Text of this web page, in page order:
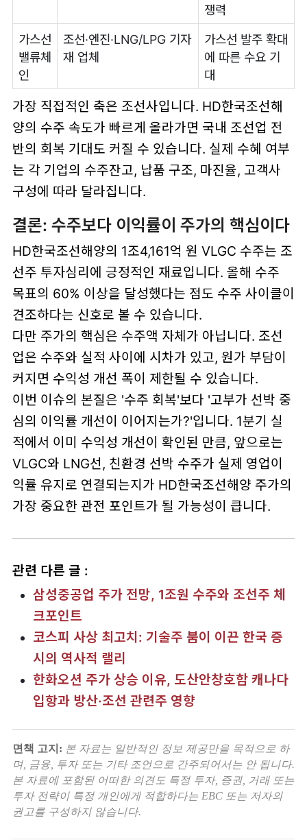
쟁력
가스선
밸류체
인
조선·엔진·LNG/LPG 기자
재 업체
가스선 발주 확대
에 따른 수요 기
대
가장 직접적인 축은 조선사입니다. HD한국조선해
양의 수주 속도가 빠르게 올라가면 국내 조선업 전
반의 회복 기대도 커질 수 있습니다. 실제 수혜 여부
는 각 기업의 수주잔고, 납품 구조, 마진율, 고객사
구성에 따라 달라집니다.
결론: 수주보다 이익률이 주가의 핵심이다
HD한국조선해양의 1조4,161억 원 VLGC 수주는 조
선주 투자심리에 긍정적인 재료입니다. 올해 수주
목표의 60% 이상을 달성했다는 점도 수주 사이클이
견조하다는 신호로 볼 수 있습니다.
다만 주가의 핵심은 수주액 자체가 아닙니다. 조선
업은 수주와 실적 사이에 시차가 있고, 원가 부담이
커지면 수익성 개선 폭이 제한될 수 있습니다.
이번 이슈의 본질은 '수주 회복'보다 '고부가 선박 중
심의 이익률 개선이 이어지는가?'입니다. 1분기 실
적에서 이미 수익성 개선이 확인된 만큼, 앞으로는
VLGC와 LNG선, 친환경 선박 수주가 실제 영업이
익률 유지로 연결되는지가 HD한국조선해양 주가의
가장 중요한 관전 포인트가 될 가능성이 큽니다.
관련 다른 글 :
삼성중공업 주가 전망, 1조원 수주와 조선주 체
크포인트
코스피 사상 최고치: 기술주 붐이 이끈 한국 증
시의 역사적 랠리
한화오션 주가 상승 이유, 도산안창호함 캐나다
입항과 방산·조선 관련주 영향
면책 고지: 본 자료는 일반적인 정보 제공만을 목적으로 하
며, 금융, 투자 또는 기타 조언으로 간주되어서는 안 됩니다.
본 자료에 포함된 어떠한 의견도 특정 투자, 증권, 거래 또는
투자 전략이 특정 개인에게 적합하다는 EBC 또는 저자의
권고를 구성하지 않습니다.